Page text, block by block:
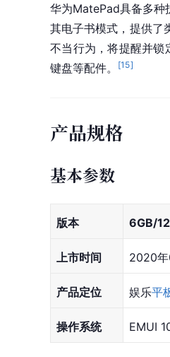
华为MatePad具备多种
其电子书模式，提供了
不当行为，将提醒并锁
键盘等配件。
[15]
产品规格
基本参数
版本 6GB/
上市时间 2020
产品定位 娱乐平
操作系统 EMUI